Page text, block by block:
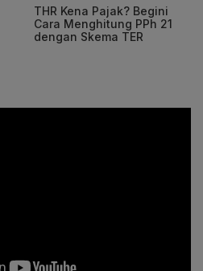
THR Kena Pajak? Begini
Cara Menghitung PPh 21
dengan Skema TER